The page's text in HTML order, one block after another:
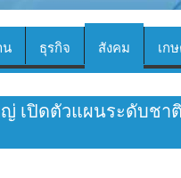
น ธุรกิจ สังคม เก
เปิดตัวแผนระดับชา